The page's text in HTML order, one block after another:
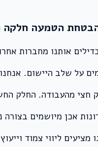
הטמעה חלקה
אותנו מחברות
על שלב היישום.
חצי מהעבודה. החלק
אכן מיושמים בצורה
מציעים ליווי צמוד